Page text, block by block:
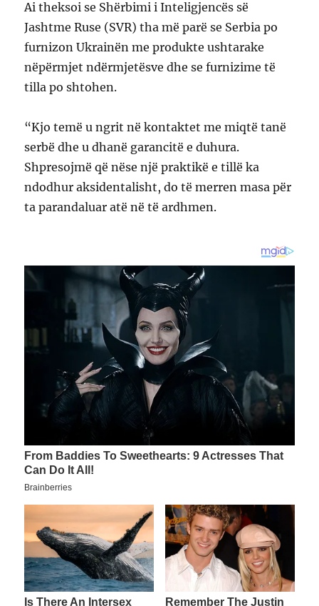
Ai theksoi se Shërbimi i Inteligjencës së
Jashtme Ruse (SVR) tha më parë se Serbia po
furnizon Ukrainën me produkte ushtarake
nëpërmjet ndërmjetësve dhe se furnizime të
tilla po shtohen.
“Kjo temë u ngrit në kontaktet me miqtë tanë
serbë dhe u dhanë garancitë e duhura.
Shpresojmë që nëse një praktikë e tillë ka
ndodhur aksidentalisht, do të merren masa për
ta parandaluar atë në të ardhmen.